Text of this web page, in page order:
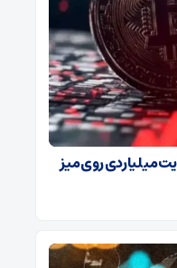
میلیاردی روی میز